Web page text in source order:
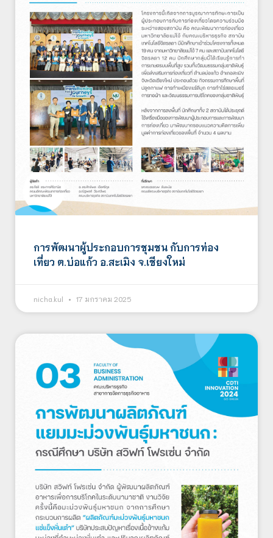
การพัฒนาผู้ประกอบการชุมชน กับการท่อง
เที่ยว ต.บ่อแก้ว อ.สะเมิง จ.เชียงใหม่
nicha.kul 17 มกราคม 2025